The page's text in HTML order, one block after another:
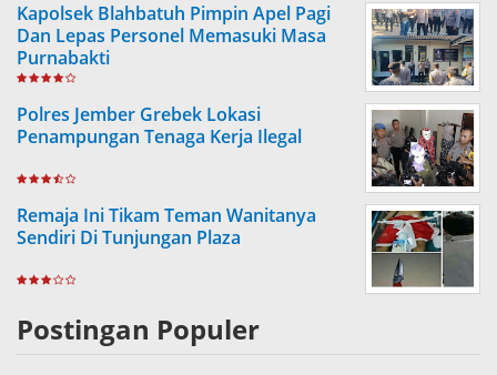
Kapolsek Blahbatuh Pimpin Apel Pagi
Dan Lepas Personel Memasuki Masa
Purnabakti
Polres Jember Grebek Lokasi
Penampungan Tenaga Kerja Ilegal
Remaja Ini Tikam Teman Wanitanya
Sendiri Di Tunjungan Plaza
Postingan Populer